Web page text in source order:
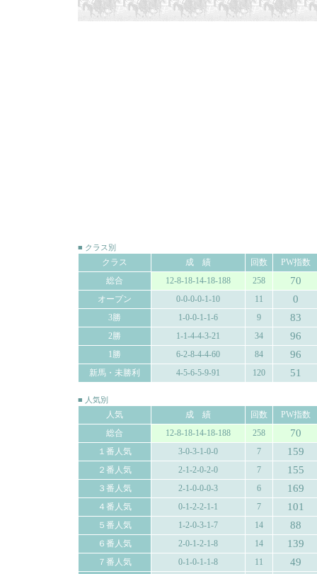
■ クラス別
クラス 成 績 回数
PW指数
総合
12-8-18-14-18-188 258 70
オープン 0-0-0-0-1-10 11 0
3勝 1-0-0-1-1-6 9 83
2勝 1-1-4-4-3-21 34 96
1勝 6-2-8-4-4-60 84 96
新馬・未勝利 4-5-6-5-9-91 120 51
■ 人気別
人気 成 績 回数
PW指数
総合
12-8-18-14-18-188 258 70
１番人気 3-0-3-1-0-0 7 159
２番人気 2-1-2-0-2-0 7 155
３番人気 2-1-0-0-0-3 6 169
４番人気 0-1-2-2-1-1 7 101
５番人気 1-2-0-3-1-7 14 88
６番人気 2-0-1-2-1-8 14 139
７番人気 0-1-0-1-1-8 11 49